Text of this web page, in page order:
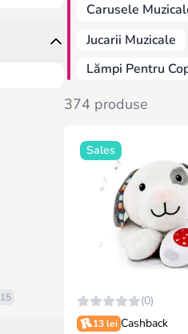
15
Carusele
Jucarii Muzicale
Lămpi Pentru
374 produse
Sales
(0)
13 lei Cashback